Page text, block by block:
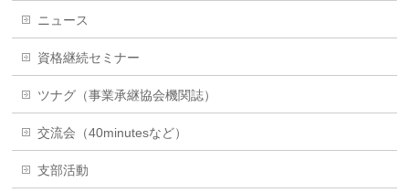
ニュース
資格継続セミナー
ツナグ（事業承継協会機関誌）
交流会（40minutesなど）
支部活動